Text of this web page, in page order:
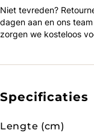
Niet tevreden?
dagen aan en ons
zorgen we kosteloos
Specificaties
Lengte (cm)